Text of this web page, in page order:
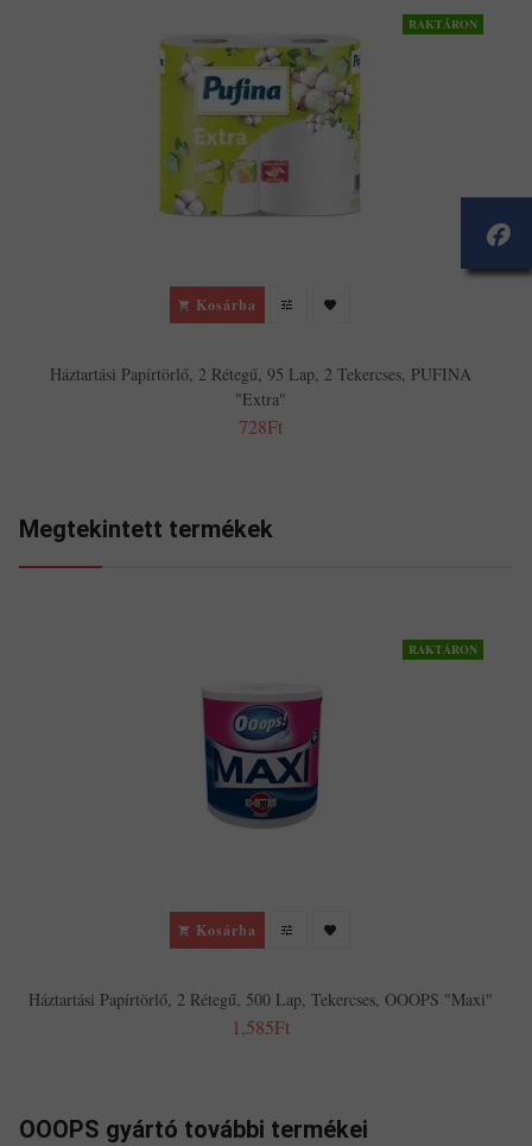
RAKTÁRON
Kosárba
Háztartási Papírtörlő, 2 Rétegű, 95 Lap, 2 Tekercses, PUFINA
"Extra"
728Ft
Megtekintett termékek
RAKTÁRON
Kosárba
Háztartási Papírtörlő, 2 Rétegű, 500 Lap, Tekercses, OOOPS "Maxi"
1,585Ft
OOOPS gyártó további termékei